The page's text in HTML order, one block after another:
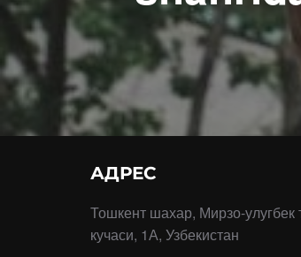
АДРЕС
Тошкент шахар, Мирзо-улугбек
кучаси, 1А, Узбекистан